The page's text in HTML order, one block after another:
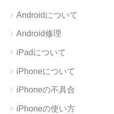
Androidについて
Android修理
iPadについて
iPhoneについて
iPhoneの不具合
iPhoneの使い方